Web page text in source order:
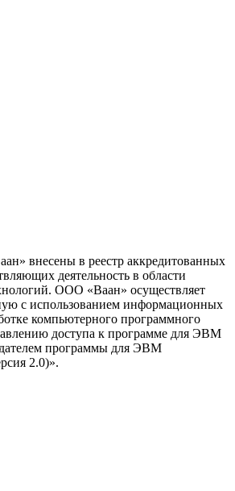
внесены в реестр аккредитованных
деятельность в области
ООО «Ваан» осуществляет
с использованием информационных
компьютерного программного
доступа к программе для ЭВМ
программы для ЭВМ
2.0)».